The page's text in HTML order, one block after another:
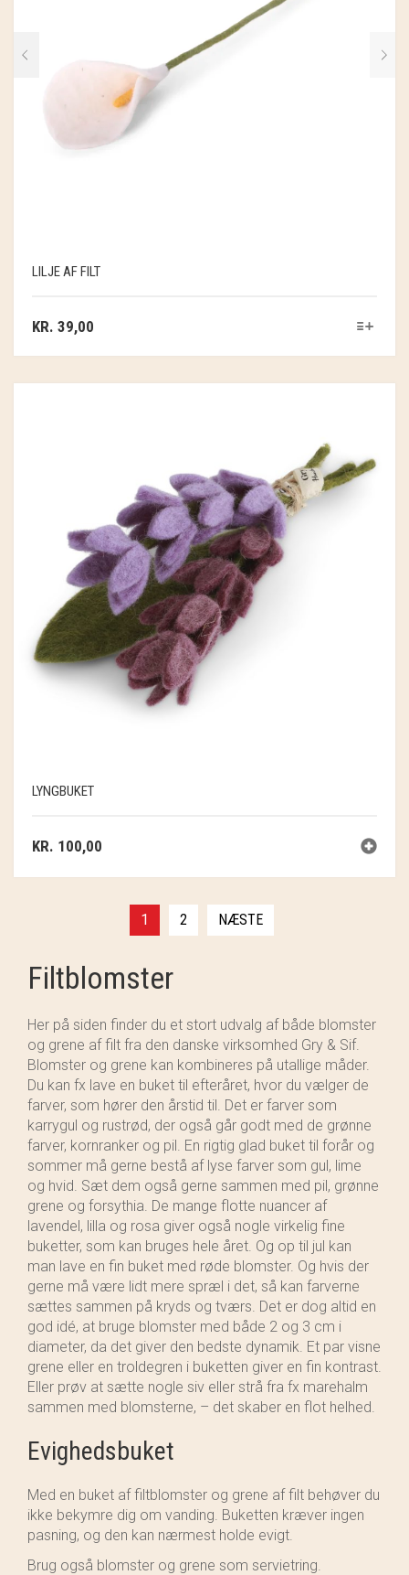
LILJE AF FILT
KR. 39,00
LYNGBUKET
KR. 100,00
1 2 NÆSTE
Filtblomster
Her på siden finder du et stort udvalg af både blomster
og grene af filt fra den danske virksomhed Gry & Sif.
Blomster og grene kan kombineres på utallige måder.
Du kan fx lave en buket til efteråret, hvor du vælger de
farver, som hører den årstid til. Det er farver som
karrygul og rustrød, der også går godt med de grønne
farver, kornranker og pil. En rigtig glad buket til forår og
sommer må gerne bestå af lyse farver som gul, lime
og hvid. Sæt dem også gerne sammen med pil, grønne
grene og forsythia. De mange flotte nuancer af
lavendel, lilla og rosa giver også nogle virkelig fine
buketter, som kan bruges hele året. Og op til jul kan
man lave en fin buket med røde blomster. Og hvis der
gerne må være lidt mere spræl i det, så kan farverne
sættes sammen på kryds og tværs. Det er dog altid en
god idé, at bruge blomster med både 2 og 3 cm i
diameter, da det giver den bedste dynamik. Et par visne
grene eller en troldegren i buketten giver en fin kontrast.
Eller prøv at sætte nogle siv eller strå fra fx marehalm
sammen med blomsterne, – det skaber en flot helhed.
Evighedsbuket
Med en buket af filtblomster og grene af filt behøver du
ikke bekymre dig om vanding. Buketten kræver ingen
pasning, og den kan nærmest holde evigt.
Brug også blomster og grene som servietring.